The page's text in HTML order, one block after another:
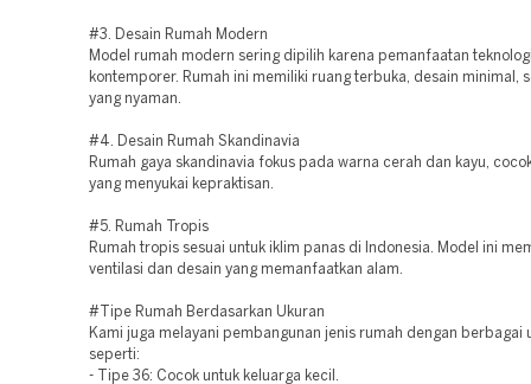
#3. Desain Rumah Modern
Model rumah modern sering dipilih karena pemanfaatan
kontemporer. Rumah ini memiliki ruang terbuka, desain minimal,
yang nyaman.
#4. Desain Rumah Skandinavia
Rumah gaya skandinavia fokus pada warna cerah dan kayu,
yang menyukai kepraktisan.
#5. Rumah Tropis
Rumah tropis sesuai untuk iklim panas di Indonesia. Model ini
ventilasi dan desain yang memanfaatkan alam.
#Tipe Rumah Berdasarkan Ukuran
Kami juga melayani pembangunan jenis rumah dengan berbagai
seperti:
- Tipe 36: Cocok untuk keluarga kecil.